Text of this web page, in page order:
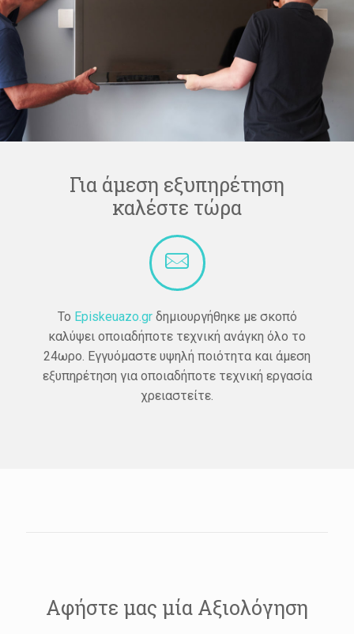
Για άμεση εξυπηρέτηση
καλέστε τώρα
Το Episkeuazo.grδημιουργήθηκε με σκοπό
καλύψει οποιαδήποτε τεχνική ανάγκη όλο το
24ωρο. Εγγυόμαστε υψηλή ποιότητα και άμεση
εξυπηρέτηση για οποιαδήποτε τεχνική εργασία
χρειαστείτε.
Αφήστε μας μία Αξιολόγηση